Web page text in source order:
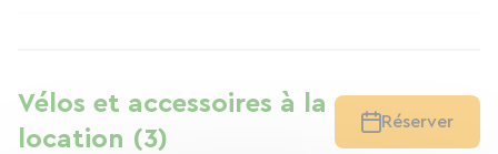
Vélos et accessoires à la
location (3)
Réserver